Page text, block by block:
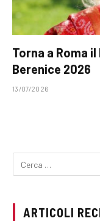
Torna a Roma
Berenice 2026
13/07/2026
ARTICOLI